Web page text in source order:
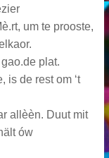
um te prooste,
plat.
is de rest om ‘t
allèèn. Duut mit
ów